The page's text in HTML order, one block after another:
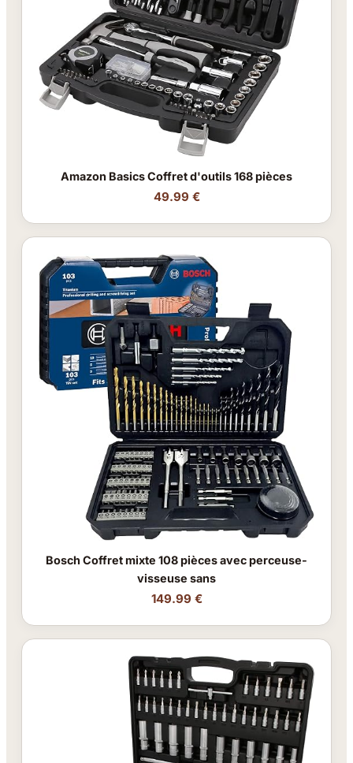
Amazon Basics Coffret d'outils 168 pièces
49.99 €
Bosch Coffret mixte 108 pièces avec perceuse-
visseuse sans
149.99 €